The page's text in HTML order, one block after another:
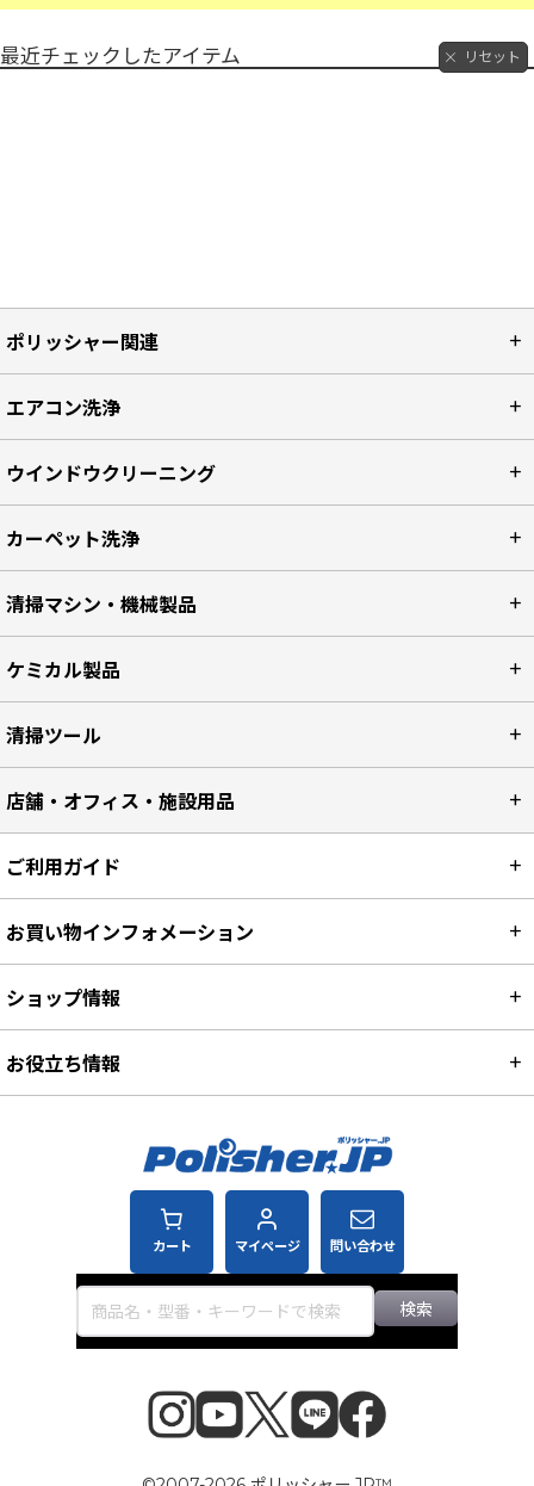
最近チェックしたアイテム リセット
ポリッシャー関連
エアコン洗浄
ウインドウクリーニング
カーペット洗浄
清掃マシン・機械製品
ケミカル製品
清掃ツール
店舗・オフィス・施設用品
カート マイページ 問い合わせ
検索
ご利用ガイド
お買い物インフォメーション
ショップ情報
お役立ち情報